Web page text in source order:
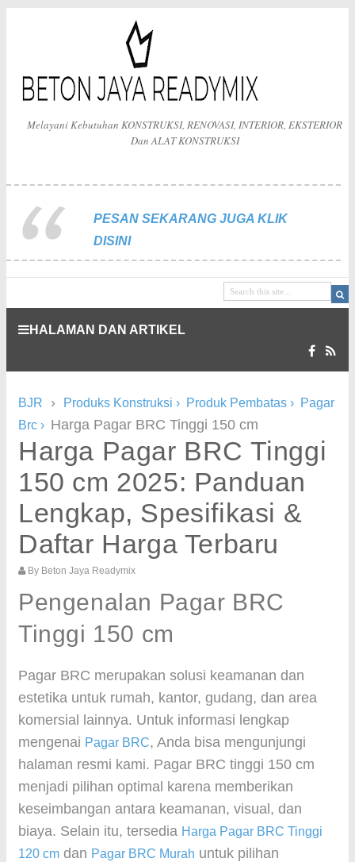
Melayani Kebutuhan KONSTRUKSI, RENOVASI, INTERIOR, EKSTERIOR
Dan ALAT KONSTRUKSI
PESAN SEKARANG JUGA KLIK
DISINI
HALAMAN DAN ARTIKEL
BJR › Produks Konstruksi › Produk Pembatas › Pagar
Brc › Harga Pagar BRC Tinggi 150 cm
Harga Pagar BRC Tinggi
150 cm 2025: Panduan
Lengkap, Spesifikasi &
Daftar Harga Terbaru
By Beton Jaya Readymix
Pengenalan Pagar BRC
Tinggi 150 cm
Pagar BRC merupakan solusi keamanan dan
estetika untuk rumah, kantor, gudang, dan area
komersial lainnya. Untuk informasi lengkap
mengenai Pagar BRC, Anda bisa mengunjungi
halaman resmi kami. Pagar BRC tinggi 150 cm
menjadi pilihan optimal karena memberikan
keseimbangan antara keamanan, visual, dan
biaya. Selain itu, tersedia Harga Pagar BRC Tinggi
120 cm dan Pagar BRC Murah untuk pilihan